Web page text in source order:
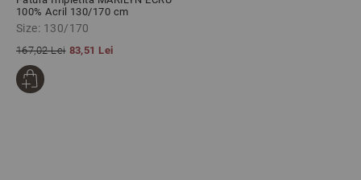
100% Acril 130/170 cm
Size: 130/170
167,02 Lei 83,51 Lei